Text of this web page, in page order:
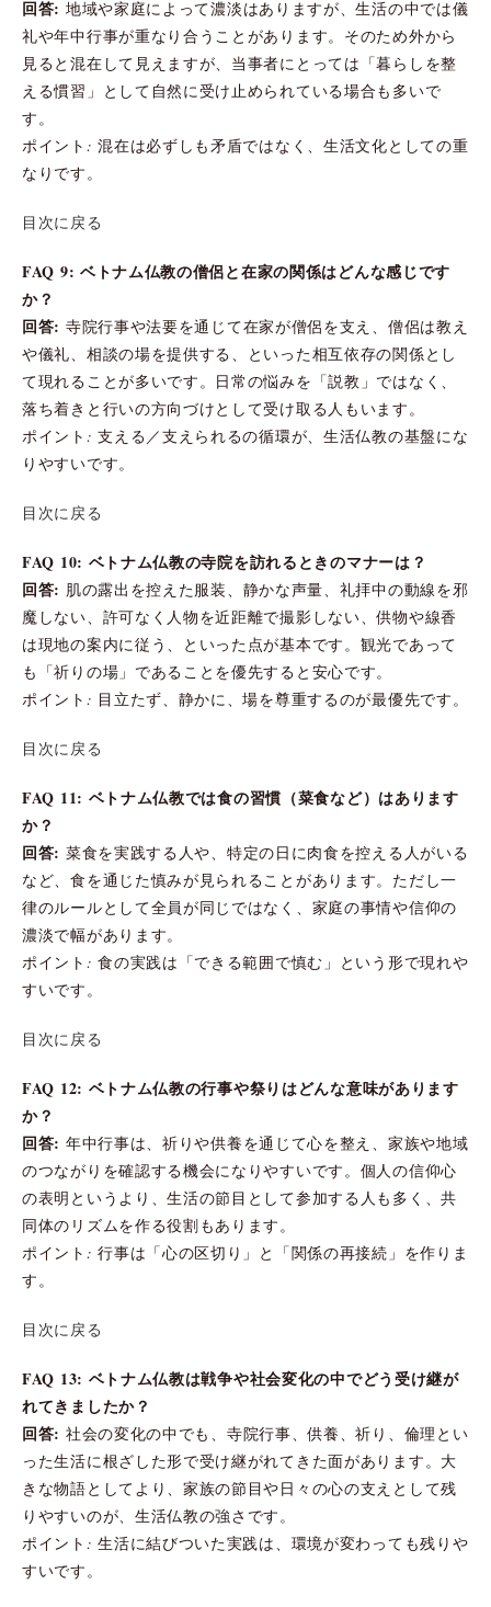
回答: 地域や家庭によって濃淡はありますが、生活の中では儀
礼や年中行事が重なり合うことがあります。そのため外から
見ると混在して見えますが、当事者にとっては「暮らしを整
える慣習」として自然に受け止められている場合も多いで
す。
ポイント: 混在は必ずしも矛盾ではなく、生活文化としての重
なりです。
目次に戻る
FAQ 9: ベトナム仏教の僧侶と在家の関係はどんな感じです
か？
回答: 寺院行事や法要を通じて在家が僧侶を支え、僧侶は教え
や儀礼、相談の場を提供する、といった相互依存の関係とし
て現れることが多いです。日常の悩みを「説教」ではなく、
落ち着きと行いの方向づけとして受け取る人もいます。
ポイント: 支える／支えられるの循環が、生活仏教の基盤にな
りやすいです。
目次に戻る
FAQ 10: ベトナム仏教の寺院を訪れるときのマナーは？
回答: 肌の露出を控えた服装、静かな声量、礼拝中の動線を邪
魔しない、許可なく人物を近距離で撮影しない、供物や線香
は現地の案内に従う、といった点が基本です。観光であって
も「祈りの場」であることを優先すると安心です。
ポイント: 目立たず、静かに、場を尊重するのが最優先です。
目次に戻る
FAQ 11: ベトナム仏教では食の習慣（菜食など）はあります
か？
回答: 菜食を実践する人や、特定の日に肉食を控える人がいる
など、食を通じた慎みが見られることがあります。ただし一
律のルールとして全員が同じではなく、家庭の事情や信仰の
濃淡で幅があります。
ポイント: 食の実践は「できる範囲で慎む」という形で現れや
すいです。
目次に戻る
FAQ 12: ベトナム仏教の行事や祭りはどんな意味があります
か？
回答: 年中行事は、祈りや供養を通じて心を整え、家族や地域
のつながりを確認する機会になりやすいです。個人の信仰心
の表明というより、生活の節目として参加する人も多く、共
同体のリズムを作る役割もあります。
ポイント: 行事は「心の区切り」と「関係の再接続」を作りま
す。
目次に戻る
FAQ 13: ベトナム仏教は戦争や社会変化の中でどう受け継が
れてきましたか？
回答: 社会の変化の中でも、寺院行事、供養、祈り、倫理とい
った生活に根ざした形で受け継がれてきた面があります。大
きな物語としてより、家族の節目や日々の心の支えとして残
りやすいのが、生活仏教の強さです。
ポイント: 生活に結びついた実践は、環境が変わっても残りや
すいです。